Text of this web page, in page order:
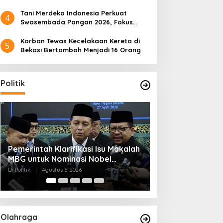
Maju dari Dapil
Ini Alasan PSI Pilih
Pemerintah Klarifikasi Isu
Makalah MBG untuk
Nominasi Nobel
Perdamaian 2026
4
Tani Merdeka Indonesia Perkuat
Swasembada Pangan 2026, Fokus
5
Korban Tewas Kecelakaan Kereta di
Bekasi Bertambah Menjadi 16 Orang
Politik
Muktamar NU ke-35 di Jombang,
Panitia Siagakan 3 Posko
Kesehatan 24 Jam
Di Politik Agustus 6, 2026
Olahraga